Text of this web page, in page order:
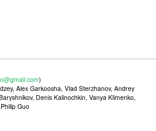
)
Alex Garkoosha, Vlad Sterzhanov, Andrey
Denis Kalinochkin, Vanya Klimenko,
Guo